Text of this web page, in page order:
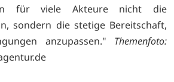
für viele Akteure nicht die
sondern die stetige Bereitschaft,
anzupassen." Themenfoto: